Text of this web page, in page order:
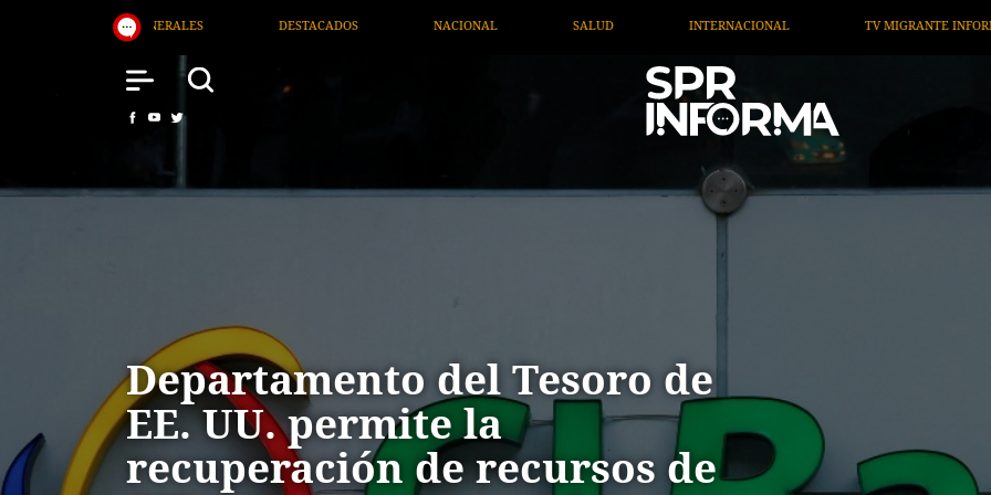
NACIONAL SALUD INTERNACIONAL TV MIGRANTE INFORMA OPINIÓN ARTÍCULOS
Departamento del Tesoro de
EE. UU. permite la
recuperación de recursos de